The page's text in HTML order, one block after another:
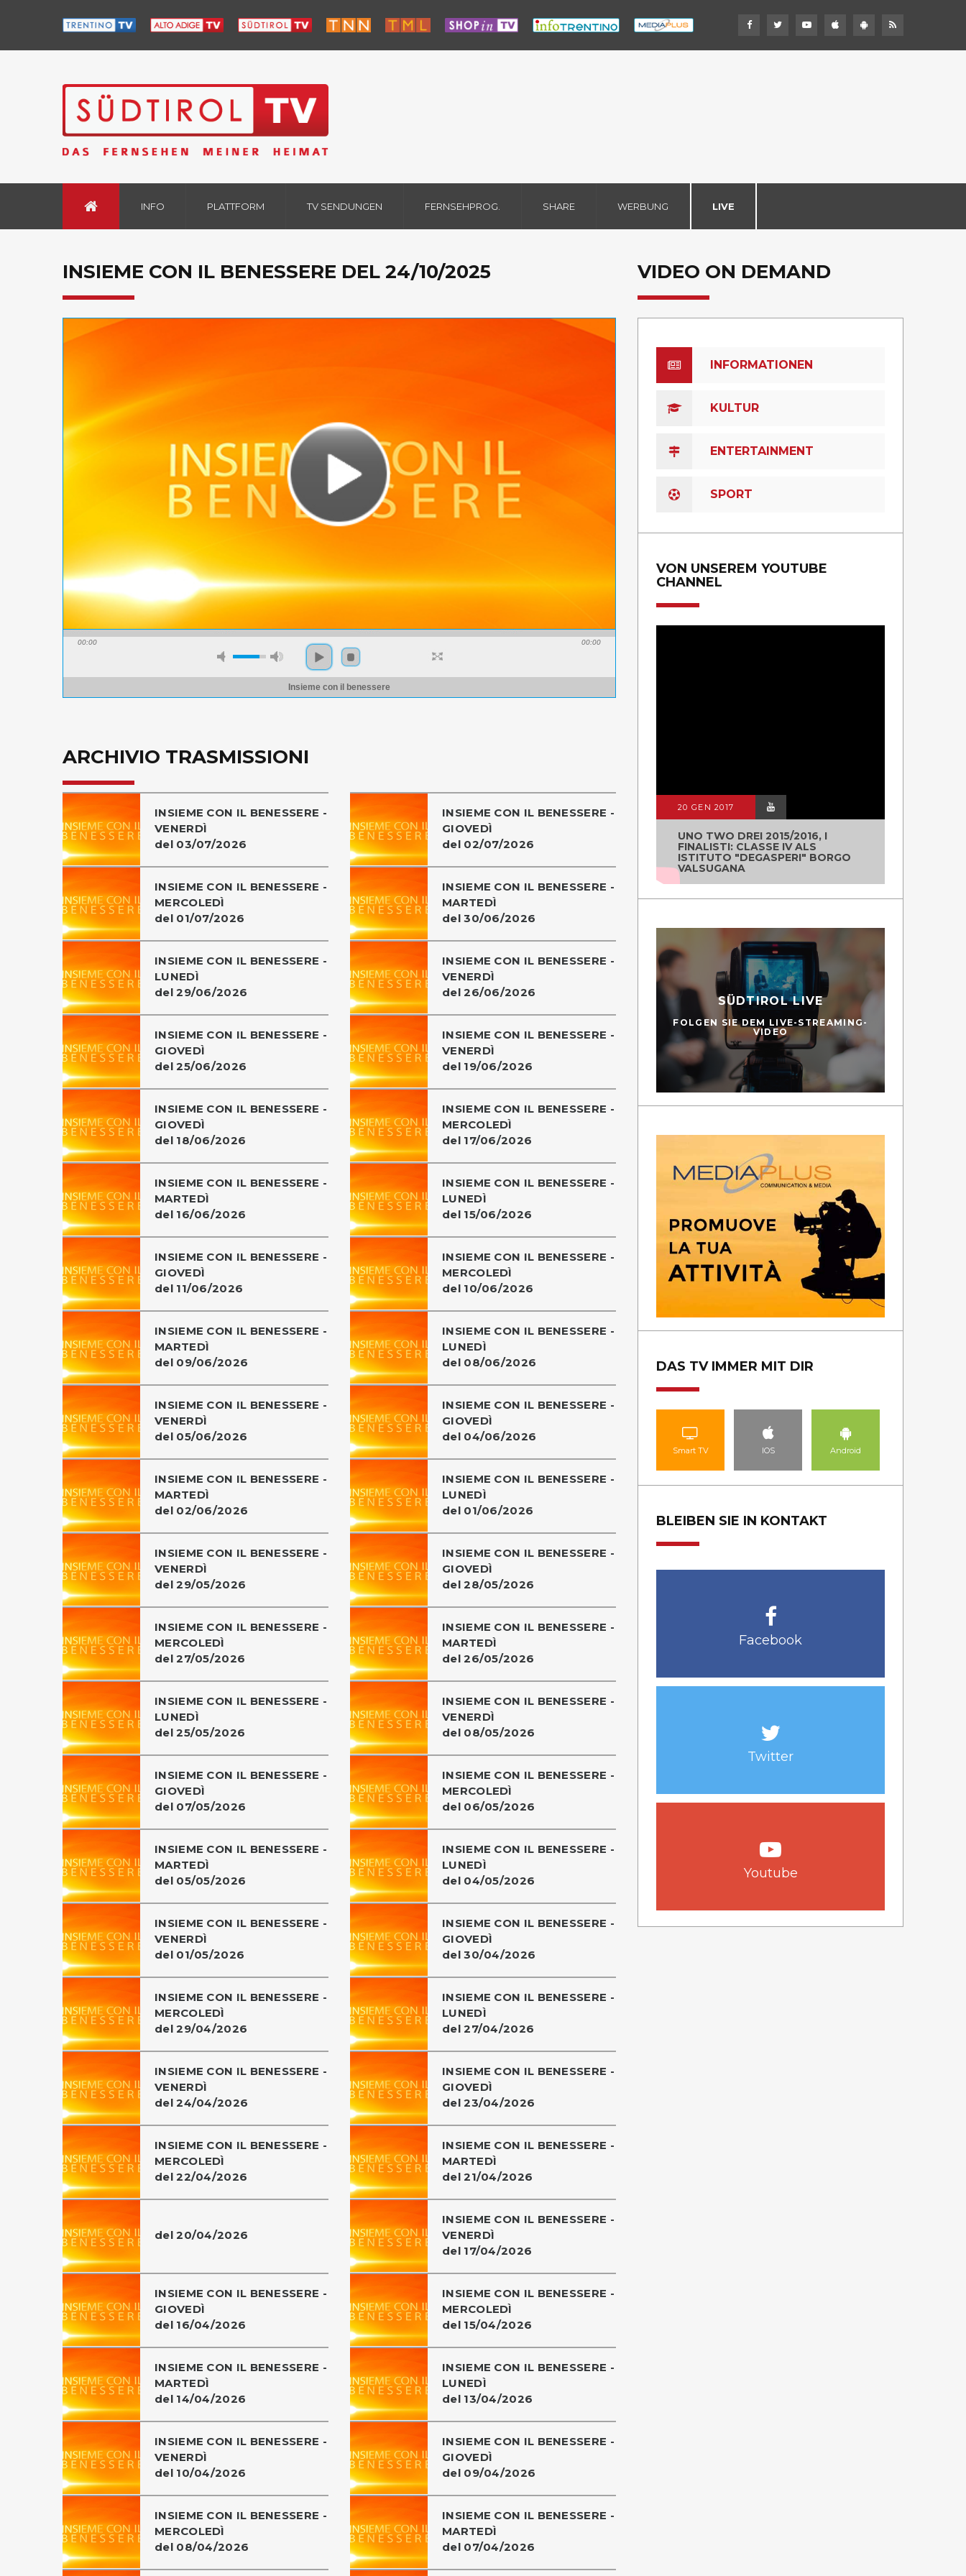
INFO PLATTFORM TV SENDUNGEN FERNSEHPROG. SHARE WERBUNG LIVE
INSIEME CON IL BENESSERE DEL 24/10/2025
00:00 00:00
Insieme con il benessere
ARCHIVIO TRASMISSIONI
INSIEME CON IL BENESSERE -
VENERDÌ
del 03/07/2026
INSIEME CON IL BENESSERE -
GIOVEDÌ
del 02/07/2026
INSIEME CON IL BENESSERE -
MERCOLEDÌ
del 01/07/2026
INSIEME CON IL BENESSERE -
MARTEDÌ
del 30/06/2026
INSIEME CON IL BENESSERE -
LUNEDÌ
del 29/06/2026
INSIEME CON IL BENESSERE -
VENERDÌ
del 26/06/2026
INSIEME CON IL BENESSERE -
GIOVEDÌ
del 25/06/2026
INSIEME CON IL BENESSERE -
VENERDÌ
del 19/06/2026
INSIEME CON IL BENESSERE -
GIOVEDÌ
del 18/06/2026
INSIEME CON IL BENESSERE -
MERCOLEDÌ
del 17/06/2026
INSIEME CON IL BENESSERE -
MARTEDÌ
del 16/06/2026
INSIEME CON IL BENESSERE -
LUNEDÌ
del 15/06/2026
INSIEME CON IL BENESSERE -
GIOVEDÌ
del 11/06/2026
INSIEME CON IL BENESSERE -
MERCOLEDÌ
del 10/06/2026
INSIEME CON IL BENESSERE -
MARTEDÌ
del 09/06/2026
INSIEME CON IL BENESSERE -
LUNEDÌ
del 08/06/2026
INSIEME CON IL BENESSERE -
VENERDÌ
del 05/06/2026
INSIEME CON IL BENESSERE -
GIOVEDÌ
del 04/06/2026
INSIEME CON IL BENESSERE -
MARTEDÌ
del 02/06/2026
INSIEME CON IL BENESSERE -
LUNEDÌ
del 01/06/2026
INSIEME CON IL BENESSERE -
VENERDÌ
del 29/05/2026
INSIEME CON IL BENESSERE -
GIOVEDÌ
del 28/05/2026
INSIEME CON IL BENESSERE -
MERCOLEDÌ
del 27/05/2026
INSIEME CON IL BENESSERE -
MARTEDÌ
del 26/05/2026
INSIEME CON IL BENESSERE -
LUNEDÌ
del 25/05/2026
INSIEME CON IL BENESSERE -
VENERDÌ
del 08/05/2026
INSIEME CON IL BENESSERE -
GIOVEDÌ
del 07/05/2026
INSIEME CON IL BENESSERE -
MERCOLEDÌ
del 06/05/2026
INSIEME CON IL BENESSERE -
MARTEDÌ
del 05/05/2026
INSIEME CON IL BENESSERE -
LUNEDÌ
del 04/05/2026
INSIEME CON IL BENESSERE -
VENERDÌ
del 01/05/2026
INSIEME CON IL BENESSERE -
GIOVEDÌ
del 30/04/2026
INSIEME CON IL BENESSERE -
MERCOLEDÌ
del 29/04/2026
INSIEME CON IL BENESSERE -
LUNEDÌ
del 27/04/2026
INSIEME CON IL BENESSERE -
VENERDÌ
del 24/04/2026
INSIEME CON IL BENESSERE -
GIOVEDÌ
del 23/04/2026
INSIEME CON IL BENESSERE -
MERCOLEDÌ
del 22/04/2026
INSIEME CON IL BENESSERE -
MARTEDÌ
del 21/04/2026
del 20/04/2026
INSIEME CON IL BENESSERE -
VENERDÌ
del 17/04/2026
INSIEME CON IL BENESSERE -
GIOVEDÌ
del 16/04/2026
INSIEME CON IL BENESSERE -
MERCOLEDÌ
del 15/04/2026
INSIEME CON IL BENESSERE -
MARTEDÌ
del 14/04/2026
INSIEME CON IL BENESSERE -
LUNEDÌ
del 13/04/2026
INSIEME CON IL BENESSERE -
VENERDÌ
del 10/04/2026
INSIEME CON IL BENESSERE -
GIOVEDÌ
del 09/04/2026
INSIEME CON IL BENESSERE -
MERCOLEDÌ
del 08/04/2026
INSIEME CON IL BENESSERE -
MARTEDÌ
del 07/04/2026
VIDEO ON DEMAND
INFORMATIONEN
KULTUR
ENTERTAINMENT
SPORT
VON UNSEREM YOUTUBE
CHANNEL
20 GEN 2017
UNO TWO DREI 2015/2016, I
FINALISTI: CLASSE IV ALS
ISTITUTO "DEGASPERI" BORGO
VALSUGANA
SÜDTIROL LIVE
FOLGEN SIE DEM LIVE-STREAMING-
VIDEO
DAS TV IMMER MIT DIR
Smart TV IOS Android
BLEIBEN SIE IN KONTAKT
Facebook
Twitter
Youtube